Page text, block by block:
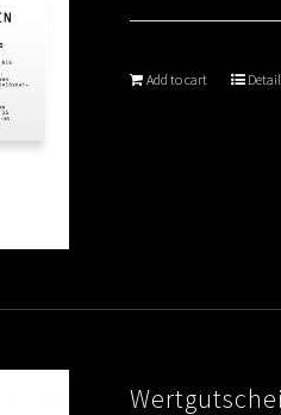
Add to cart